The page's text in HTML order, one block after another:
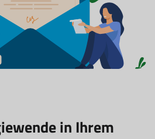
in Ihrem